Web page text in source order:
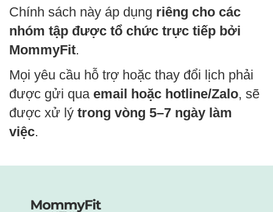
Chính sách này áp dụng riêng cho các
nhóm tập được tổ chức trực tiếp bởi
MommyFit.
Mọi yêu cầu hỗ trợ hoặc thay đổi lịch phải
được gửi qua email hoặc hotline/Zalo, sẽ
được xử lý trong vòng 5–7 ngày làm
việc.